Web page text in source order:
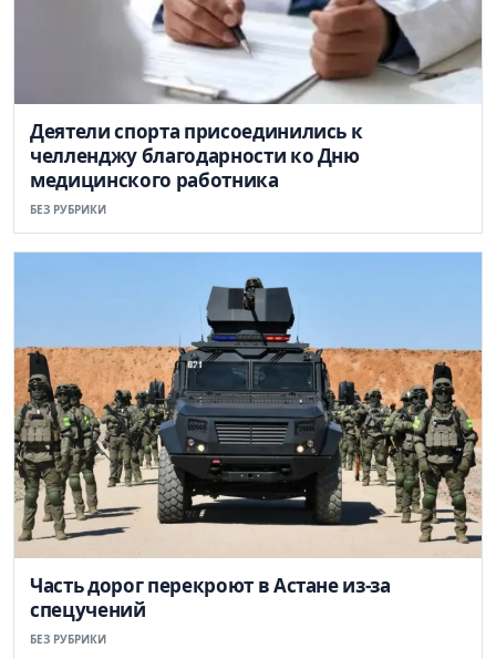
Деятели спорта присоединились к
челленджу благодарности ко Дню
медицинского работника
БЕЗ РУБРИКИ
Часть дорог перекроют в Астане из-за
спецучений
БЕЗ РУБРИКИ